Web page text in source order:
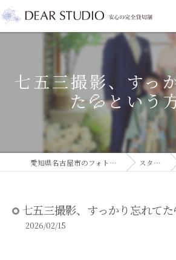
七五三撮影、すっ
た💦という
愛知県名古屋市のフォトスタジオならDEAR STUDIO スタジオコラム
七五三撮影、すっかり忘れて
2026/02/15